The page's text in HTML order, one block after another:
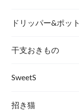
ドリッパー&ポット
干支おきもの
SweetS
招き猫